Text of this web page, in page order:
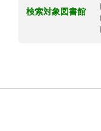
検索対象図書館